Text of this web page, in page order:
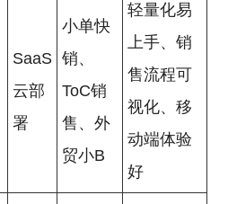
SaaS
云部
署
小单快
销、
ToC销
售、外
贸小B
轻量化易
上手、销
售流程可
视化、移
动端体验
好